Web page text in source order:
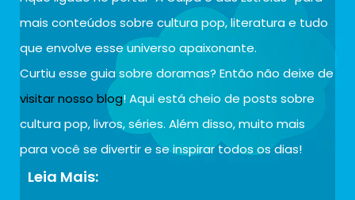
mais conteúdos sobre cultura pop, literatura e tudo
que envolve esse universo apaixonante.
Curtiu esse guia sobre doramas? Então não deixe de
visitar nosso blog! Aqui está cheio de posts sobre
cultura pop, livros, séries. Além disso, muito mais
para você se divertir e se inspirar todos os dias!
Leia Mais: